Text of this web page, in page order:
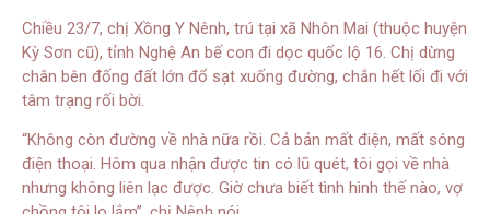
Chiều 23/7, chị Xồng Y Nênh, trú tại xã Nhôn Mai (thuộc huyện
Kỳ Sơn cũ), tỉnh Nghệ An bế con đi dọc quốc lộ 16. Chị dừng
chân bên đống đất lớn đổ sạt xuống đường, chắn hết lối đi với
tâm trạng rối bời.
“Không còn đường về nhà nữa rồi. Cả bản mất điện, mất sóng
điện thoại. Hôm qua nhận được tin có lũ quét, tôi gọi về nhà
nhưng không liên lạc được. Giờ chưa biết tình hình thế nào, vợ